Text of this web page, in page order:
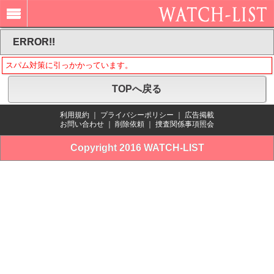
ERROR!!
スパム対策に引っかかっています。
TOPへ戻る
利用規約 プライバシーポリシー
広告掲載
お問い合わせ
削除依頼 捜査関係事項照会
Copyright 2016 WATCH-LIST